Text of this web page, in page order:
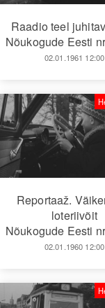
Raadio teel
Nõukogude Eesti
02.01.1961 12:00
Reportaaž.
loteriivõit
Nõukogude Eesti
02.01.1960 12:00